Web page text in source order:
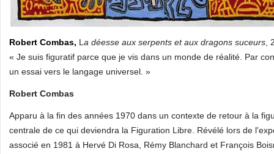
Robert Combas, L a déesse aux serpents et aux dragons suceurs
« Je suis figuratif parce que je vis dans un monde de réalité. Par
un essai vers le langage universel. »
Robert Combas
Apparu à la fin des années 1970 dans un contexte de retour à la
centrale de ce qui deviendra la Figuration Libre. Révélé lors de
associé en 1981 à Hervé Di Rosa, Rémy Blanchard et François